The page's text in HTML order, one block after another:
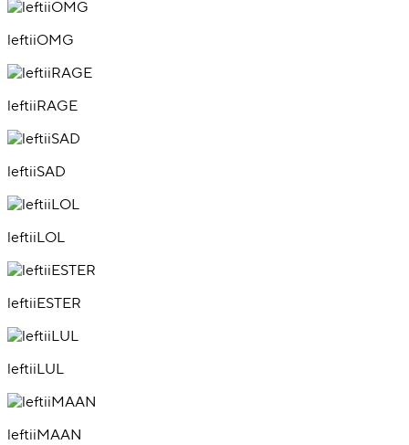
leftiiOMG
leftiiRAGE
leftiiSAD
leftiiLOL
leftiiESTER
leftiiLUL
leftiiMAAN